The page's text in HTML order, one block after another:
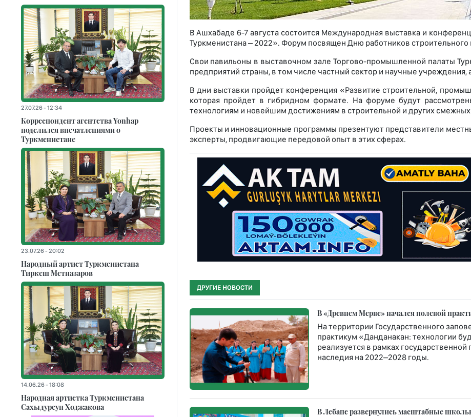
В Ашхабаде 6-7 августа состоится Международная выставка и
Туркменистана – 2022». Форум посвящен Дню работников
Свои павильоны в выставочном зале Торгово-промышленной палаты
предприятий страны, в том числе частный сектор и научные
В дни выставки пройдет конференция «Развитие строительной,
которая пройдет в гибридном формате. На форуме будут
технологиям и новейшим достижениям в строительной и других
Проекты и инновационные программы презентуют представители
эксперты, продвигающие передовой опыт в этих сферах.
ДРУГИЕ НОВОСТИ
В «Древнем Мерве» начался полевой
На территории Государственного
практикум «Данданакан: технологии
реализуется в рамках
наследия на 2022–2028 годы.
В Лебапе развернулись масштабные
27.07.26 - 12:34
Корреспондент агентства Yonhap
поделился впечатлениями о
Туркменистане
23.07.26 - 20:02
Народный артист Туркменистана
Тиркеш Мeтназаров
14.06.26 - 18:08
Народная артистка Туркменистана
Сахыдурсун Ходжакова